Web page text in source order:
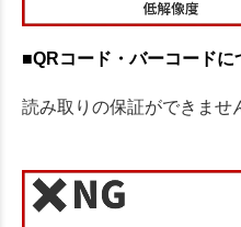
■QRコード・バーコードに
読み取りの保証ができませ